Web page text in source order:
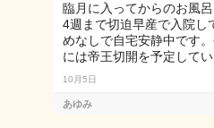
臨月に入ってからのお風
4週まで切迫早産で入院し
めなしで自宅安静中です
には帝王切開を予定して
10月5日
あゆみ